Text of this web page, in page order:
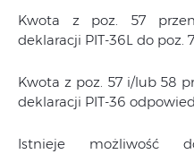
Kwota z poz. 57
deklaracji PIT-36L do poz.
Kwota z poz. 57 i/lub 58
deklaracji PIT-36
Istnieje możliwość